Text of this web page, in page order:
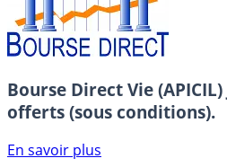
Bourse Direct Vie (APICIL)
offerts (sous conditions).
En savoir plus